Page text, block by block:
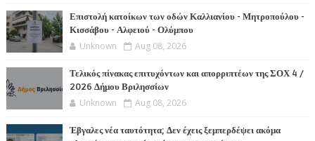
Επιστολή κατοίκων των οδών Καλλιανίου - Μητροπούλου -
Κισσάβου - Αλφειού - Ολύμπου
Unknown Aug 08, 2026
Τελικός πίνακας επιτυχόντων και απορριπτέων της ΣΟΧ 4 /
2026 Δήμου Βριλησσίων
Unknown Aug 08, 2026
Έβγαλες νέα ταυτότητα; Δεν έχεις ξεμπερδέψει ακόμα